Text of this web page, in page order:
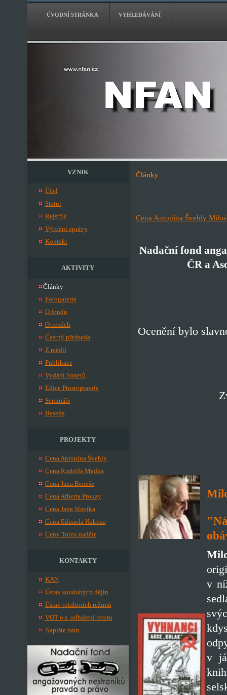
ÚVODNÍ STRÁNKA VYHLEDÁVÁNÍ
VZNIK
Účel
Statut
Rejstřík
Výroční zprávy
Kontakt
AKTIVITY
Články
Fotogalerie
O fondu
O cenách
Čestný předseda
Z médií
Publikace
Vydání Sonetů
Edice Prostopravdy
Semináře
Beseda
PROJEKTY
Cena Antonína Švehly
Cena Rudolfa Medka
Cena Jana Beneše
Cena Alberta Prouzy
Cena Jana Slavíka
Cena Eduarda Hakena
Ceny Torzo naděje
KONTAKTY
KAN
Ústav soudobých dějin
Ústav totalitních režimů
VOT o.s. odhalení teroru
Napište nám
Články
Cena Antonína Švehly
Nadační fond
ČR a
Ocenění bylo
v
v